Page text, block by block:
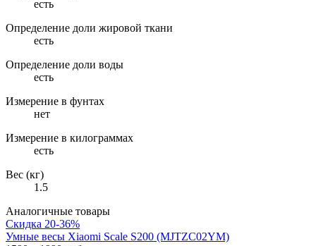
есть
Определение доли жировой ткани
есть
Определение доли воды
есть
Измерение в фунтах
нет
Измерение в килограммах
есть
Вес (кг)
1.5
Аналогичные товары
Скидка 20-36%
Умные весы Xiaomi Scale S200 (MJTZC02YM)